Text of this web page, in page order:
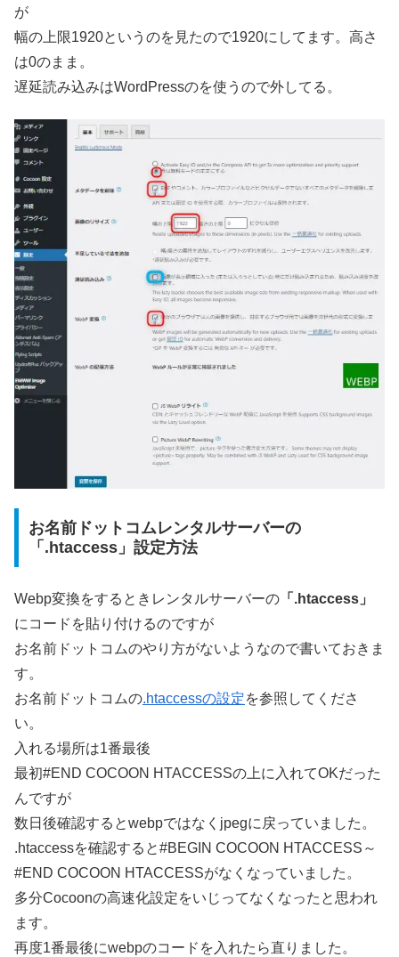
が
幅の上限1920というのを見たので1920にしてます。高さ
は0のまま。
遅延読み込みはWordPressのを使うので外してる。
お名前ドットコムレンタルサーバーの
「.htaccess」設定方法
Webp変換をするときレンタルサーバーの 「.htaccess」
にコードを貼り付けるのですが
お名前ドットコムのやり方がないようなので書いておきま
す。
お名前ドットコムの.htaccessの設定を参照してくださ
い。
入れる場所は1番最後
最初#END COCOON HTACCESSの上に入れてOKだった
んですが
数日後確認するとwebpではなくjpegに戻っていました。
.htaccessを確認すると#BEGIN COCOON HTACCESS～
#END COCOON HTACCESSがなくなっていました。
多分Cocoonの高速化設定をいじってなくなったと思われ
ます。
再度1番最後にwebpのコードを入れたら直りました。